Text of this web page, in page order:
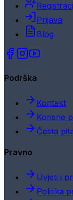
Prijava
Blog
Podrška
Kontakt
Korisne
Česta
Pravno
Uvjeti i
Politika